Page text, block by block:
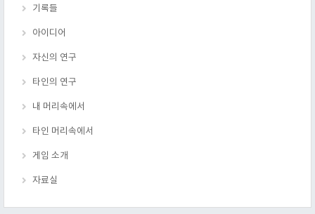
기록들
아이디어
자신의 연구
타인의 연구
내 머리속에서
타인 머리속에서
게임 소개
자료실